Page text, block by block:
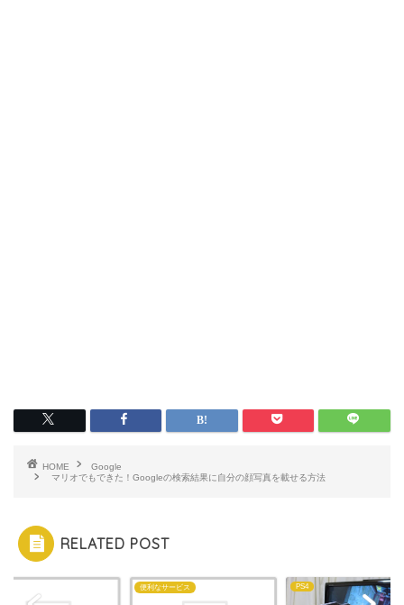
HOME
Google
マリオでもできた！Googleの検索結果に自分の顔写真を載せる方法
RELATED POST
便利なサービス PS4